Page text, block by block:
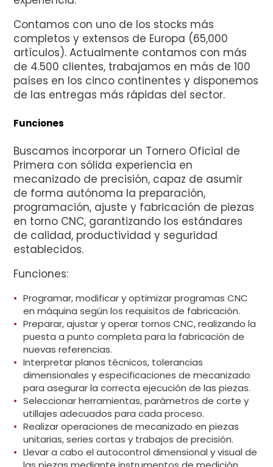
Contamos con uno de los stocks más
completos y extensos de Europa (65,000
artículos). Actualmente contamos con más
de 4.500 clientes, trabajamos en más de 100
países en los cinco continentes y disponemos
de las entregas más rápidas del sector.
Funciones
Buscamos incorporar un Tornero Oficial de
Primera con sólida experiencia en
mecanizado de precisión, capaz de asumir
de forma autónoma la preparación,
programación, ajuste y fabricación de piezas
en torno CNC, garantizando los estándares
de calidad, productividad y seguridad
establecidos.
Funciones:
Programar, modificar y optimizar programas CNC
en máquina según los requisitos de fabricación.
Preparar, ajustar y operar tornos CNC, realizando la
puesta a punto completa para la fabricación de
nuevas referencias.
Interpretar planos técnicos, tolerancias
dimensionales y especificaciones de mecanizado
para asegurar la correcta ejecución de las piezas.
Seleccionar herramientas, parámetros de corte y
utillajes adecuados para cada proceso.
Realizar operaciones de mecanizado en piezas
unitarias, series cortas y trabajos de precisión.
Llevar a cabo el autocontrol dimensional y visual de